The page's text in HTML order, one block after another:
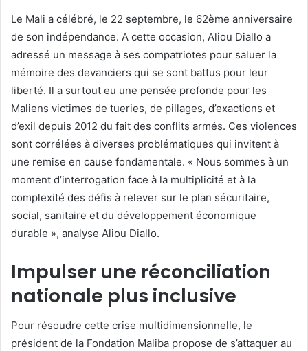
Le Mali a célébré, le 22 septembre, le 62ème anniversaire
de son indépendance. A cette occasion, Aliou Diallo a
adressé un message à ses compatriotes pour saluer la
mémoire des devanciers qui se sont battus pour leur
liberté. Il a surtout eu une pensée profonde pour les
Maliens victimes de tueries, de pillages, d’exactions et
d’exil depuis 2012 du fait des conflits armés. Ces violences
sont corrélées à diverses problématiques qui invitent à
une remise en cause fondamentale. « Nous sommes à un
moment d’interrogation face à la multiplicité et à la
complexité des défis à relever sur le plan sécuritaire,
social, sanitaire et du développement économique
durable », analyse Aliou Diallo.
Impulser une réconciliation
nationale plus inclusive
Pour résoudre cette crise multidimensionnelle, le
président de la Fondation Maliba propose de s’attaquer au